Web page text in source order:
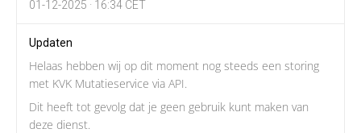
01-12-2025 · 16:34 CET
Updaten
Helaas hebben wij op dit moment nog steeds een storing
met KVK Mutatieservice via API.
Dit heeft tot gevolg dat je geen gebruik kunt maken van
deze dienst.